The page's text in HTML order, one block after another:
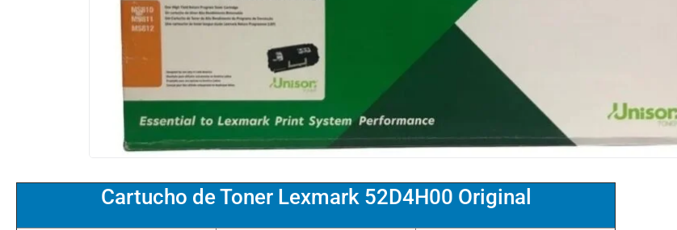
Cartucho de Toner Lexmark 52D4H00 Original